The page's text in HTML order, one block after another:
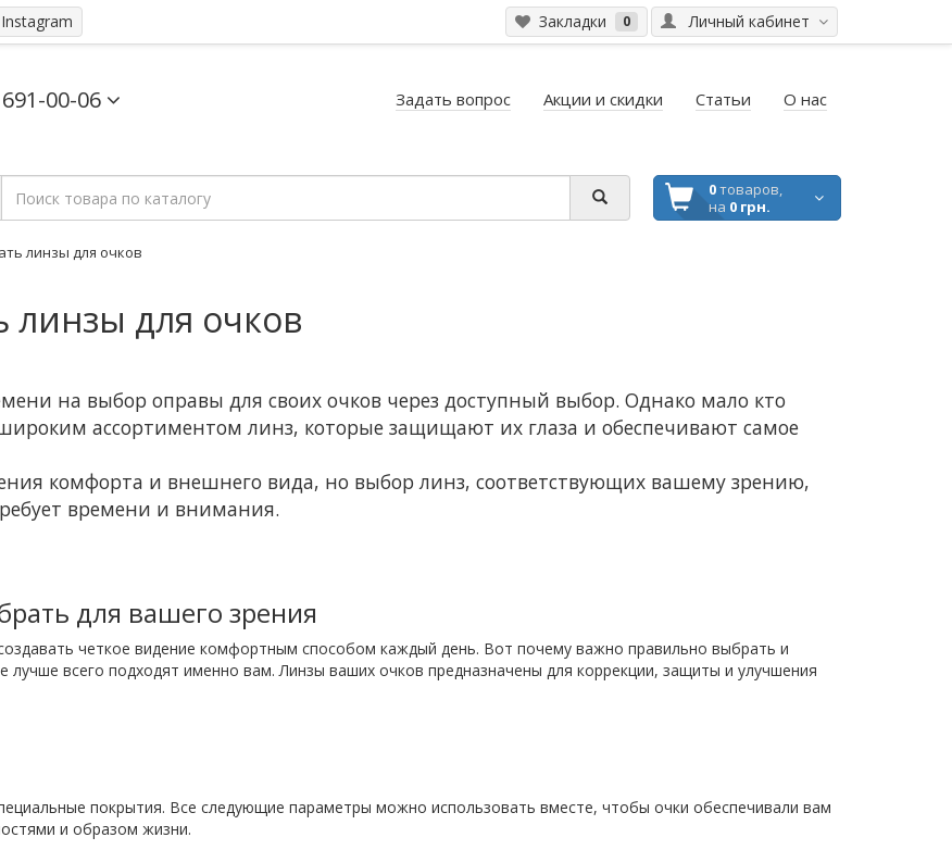
Личный кабинет
Закладки 0
Instagram
00-06 Задать вопрос Акции и скидки Статьи О нас
0товаров,
на 0 грн.
линзы для очков
линзы для очков
на выбор оправы для своих очков через доступный выбор. Однако мало кто
ассортиментом линз, которые защищают их глаза и обеспечивают самое
комфорта и внешнего вида, но выбор линз, соответствующих вашему зрению,
времени и внимания.
для вашего зрения
четкое видение комфортным способом каждый день. Вот почему важно правильно выбрать и
лучше всего подходят именно вам. Линзы ваших очков предназначены для коррекции, защиты и улучшения
покрытия. Все следующие параметры можно использовать вместе, чтобы очки обеспечивали вам
и образом жизни.